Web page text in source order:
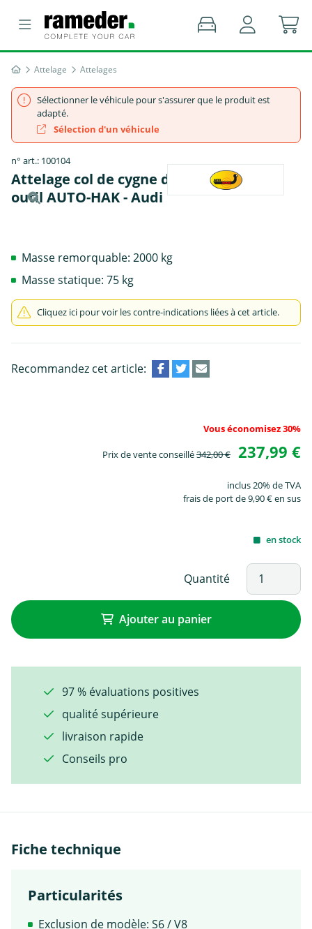
Attelage Attelages
Sélectionner le véhicule pour s'assurer que le produit est
adapté.
Sélection d'un véhicule
n° art.: 100104
Attelage col de cygne démontable avec
outil AUTO-HAK - Audi
Masse remorquable: 2000 kg
Masse statique: 75 kg
Cliquez ici pour voir les contre-indications liées à cet article.
Recommandez cet article:
Vous économisez 30%
Prix de vente conseillé342,00 € 237,99 €
inclus 20% de TVA
frais de port de 9,90 € en sus
en stock
Quantité
Ajouter au panier
97 % évaluations positives
qualité supérieure
livraison rapide
Conseils pro
Fiche technique
Particularités
Exclusion de modèle: S6 / V8